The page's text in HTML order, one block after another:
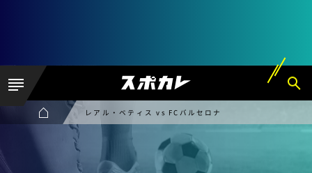
レアル・ベティス vs FCバルセロナ